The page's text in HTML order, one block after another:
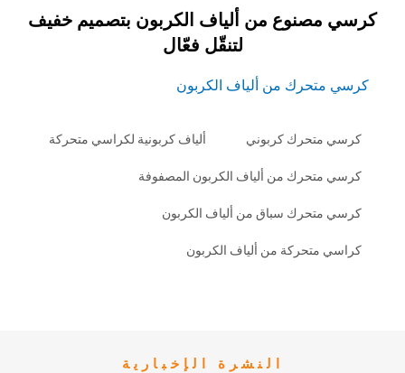
من ألياف الكربون بتصميم خفيف
لتنقّل فعّال
من ألياف الكربون
كربوني ألياف كربونية لكراسي متحركة
من ألياف الكربون المصفوفة
سباق من ألياف الكربون
من ألياف الكربون
النشرة الإخبارية